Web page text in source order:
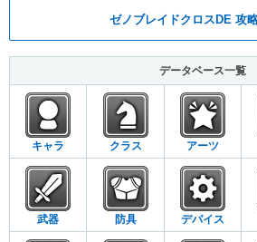
ゼノブレイドクロスDE 攻
データベース一覧
キャラ クラス アーツ
武器 防具 デバイス